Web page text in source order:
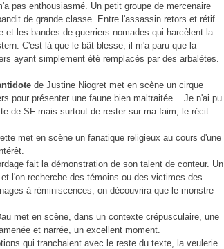
pas enthousiasmé. Un petit groupe de mercenaire
de grande classe. Entre l'assassin retors et rétif
les bandes de guerriers nomades qui harcèlent la
C'est là que le bât blesse, il m'a paru que la
ayant simplement été remplacés par des arbalètes.
de Justine Niogret met en scène un cirque
pour présenter une faune bien maltraitée... Je n'ai pu
de SF mais surtout de rester sur ma faim, le récit
met en scène un fanatique religieux au cours d'une
fait la démonstration de son talent de conteur. Un
l'on recherche des témoins ou des victimes des
à réminiscences, on découvrira que le monstre
met en scène, dans un contexte crépusculaire, une
et narrée, un excellent moment.
qui tranchaient avec le reste du texte, la veulerie